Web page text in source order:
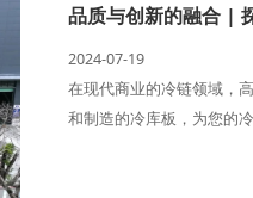
品质与创新的融合 |
2024-07-19
在现代商业的冷链领域，
和制造的冷库板，为您的